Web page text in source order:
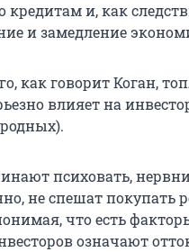
кредитам и, как
и замедление
как говорит Коган,
влияет на
психовать,
не спешат покупать
что есть
означают